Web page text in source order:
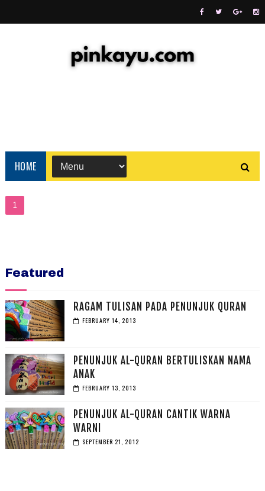
HOME
1
Featured
RAGAM TULISAN PADA PENUNJUK QURAN
FEBRUARY 14, 2013
PENUNJUK AL-QURAN BERTULISKAN NAMA
ANAK
FEBRUARY 13, 2013
PENUNJUK AL-QURAN CANTIK WARNA
WARNI
SEPTEMBER 21, 2012